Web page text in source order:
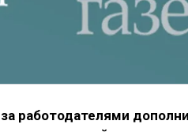
работодателями